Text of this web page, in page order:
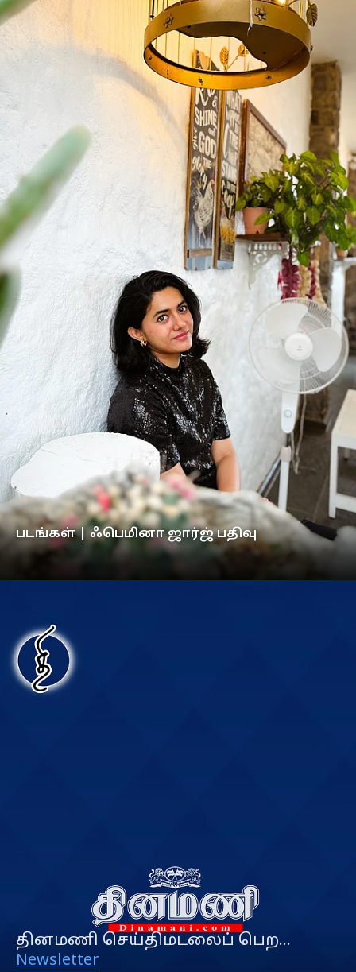
படங்கள் | ஃபெமினா ஜார்ஜ் பதிவு
தினமணி செய்திமடலைப் பெற...
Newsletter